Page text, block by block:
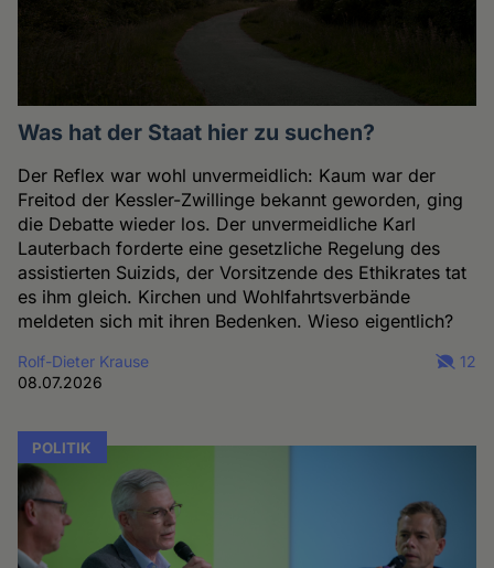
Was hat der Staat hier zu suchen?
Der Reflex war wohl unvermeidlich: Kaum war der
Freitod der Kessler-Zwillinge bekannt geworden, ging
die Debatte wieder los. Der unvermeidliche Karl
Lauterbach forderte eine gesetzliche Regelung des
assistierten Suizids, der Vorsitzende des Ethikrates tat
es ihm gleich. Kirchen und Wohlfahrtsverbände
meldeten sich mit ihren Bedenken. Wieso eigentlich?
Rolf-Dieter Krause
08.07.2026
12
POLITIK